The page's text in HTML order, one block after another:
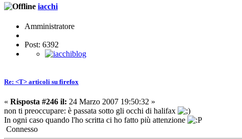
iacchi
Amministratore
Post: 6392
Re: <T> articoli su firefox
« Risposta #246 il: 24 Marzo 2007 19:50:32 »
non ti preoccupare: è passata sotto gli occhi di halifax
In ogni caso quando l'ho scritta ci ho fatto più attenzione
Connesso